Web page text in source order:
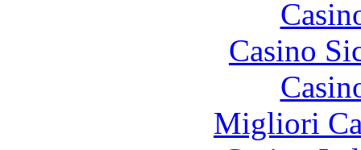
Casino
Migliori